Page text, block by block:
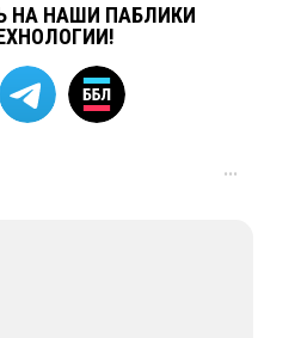
НА НАШИ ПАБЛИКИ
···